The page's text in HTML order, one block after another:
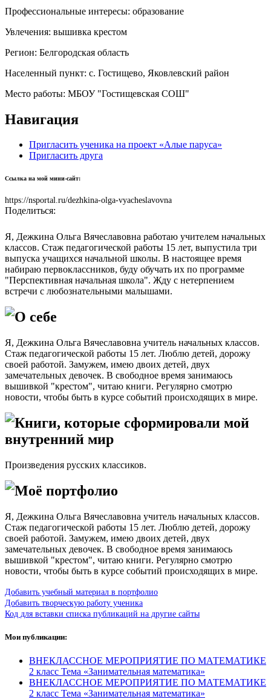
Профессиональные интересы: образование
Увлечения: вышивка крестом
Регион: Белгородская область
Населенный пункт: с. Гостищево, Яковлевский район
Место работы: МБОУ "Гостищевская СОШ"
Навигация
Пригласить ученика на проект «Алые паруса»
Пригласить друга
Ссылка на мой мини-сайт:
https://nsportal.ru/dezhkina-olga-vyacheslavovna
Поделиться:
Я, Дежкина Ольга Вячеславовна работаю учителем начальных
классов. Стаж педагогической работы 15 лет, выпустила три
выпуска учащихся начальной школы. В настоящее время
набираю первоклассников, буду обучать их по программе
"Перспективная начальная школа". Жду с нетерпением
встречи с любознательными малышами.
О себе
Я, Дежкина Ольга Вячеславовна учитель начальных классов.
Стаж педагогической работы 15 лет. Люблю детей, дорожу
своей работой. Замужем, имею двоих детей, двух
замечательных девочек. В свободное время занимаюсь
вышивкой "крестом", читаю книги. Регулярно смотрю
новости, чтобы быть в курсе событий происходящих в мире.
Книги, которые сформировали мой
внутренний мир
Произведения русских классиков.
Моё портфолио
Я, Дежкина Ольга Вячеславовна учитель начальных классов.
Стаж педагогической работы 15 лет. Люблю детей, дорожу
своей работой. Замужем, имею двоих детей, двух
замечательных девочек. В свободное время занимаюсь
вышивкой "крестом", читаю книги. Регулярно смотрю
новости, чтобы быть в курсе событий происходящих в мире.
Добавить учебный материал в портфолио
Добавить творческую работу ученика
Код для вставки списка публикаций на другие сайты
Мои публикации:
ВНЕКЛАССНОЕ МЕРОПРИЯТИЕ ПО МАТЕМАТИКЕ
2 класс Тема «Занимательная математика»
ВНЕКЛАССНОЕ МЕРОПРИЯТИЕ ПО МАТЕМАТИКЕ
2 класс Тема «Занимательная математика»